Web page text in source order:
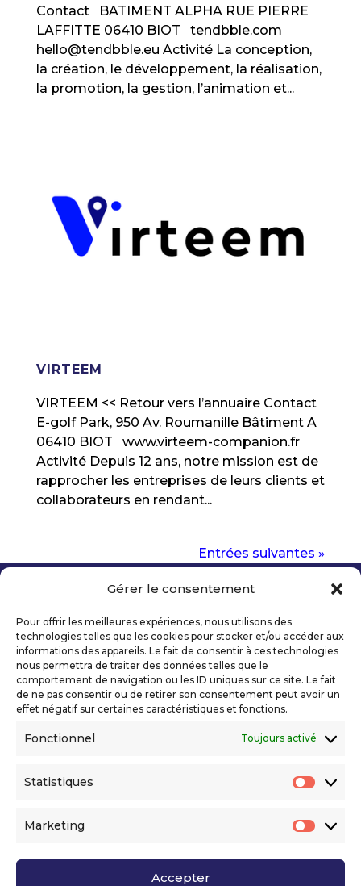
Gérer le consentement
Pour offrir les meilleures expériences, nous utilisons des
technologies telles que les cookies pour stocker et/ou accéder aux
informations des appareils. Le fait de consentir à ces technologies
nous permettra de traiter des données telles que le
comportement de navigation ou les ID uniques sur ce site. Le fait
de ne pas consentir ou de retirer son consentement peut avoir un
effet négatif sur certaines caractéristiques et fonctions.
Fonctionnel Toujours activé
Statistiques
Marketing
Accepter
Contact BATIMENT ALPHA RUE PIERRE
LAFFITTE 06410 BIOT tendbble.com
hello@tendbble.eu Activité La conception,
la création, le développement, la réalisation,
la promotion, la gestion, l’animation et...
VIRTEEM
VIRTEEM << Retour vers l’annuaire Contact
E-golf Park, 950 Av. Roumanille Bâtiment A
06410 BIOT www.virteem-companion.fr
Activité Depuis 12 ans, notre mission est de
rapprocher les entreprises de leurs clients et
collaborateurs en rendant...
Entrées suivantes »
Mentions légales
Politique de confidentialité
Déclaration d’accessibilité numérique
Ils nous soutiennent